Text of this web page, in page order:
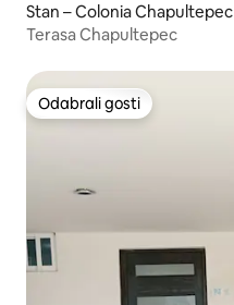
Stan – Colonia Chapultepec
Terasa Chapultepec
Odabrali gosti
Odabrali gosti